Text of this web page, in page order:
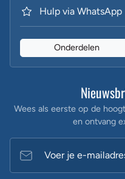
Hulp via WhatsApp
Onderdelen
Wees als eerste op de
en ontvang
Voer je e-